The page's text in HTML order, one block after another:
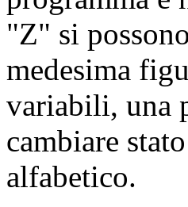
"Z" si
medesima
variabili, una
cambiare
alfabetico.